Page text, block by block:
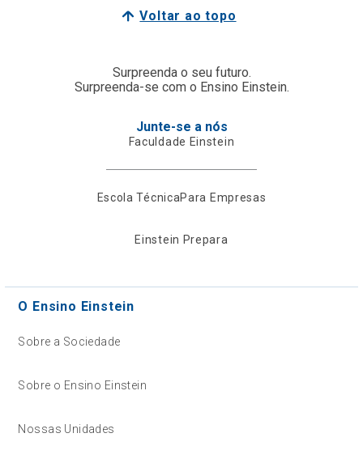
Voltar ao topo
Surpreenda o seu futuro.
Surpreenda-se com o Ensino Einstein.
Junte-se a nós
Faculdade Einstein
Escola TécnicaPara Empresas
Einstein Prepara
O Ensino Einstein
Sobre a Sociedade
Sobre o Ensino Einstein
Nossas Unidades